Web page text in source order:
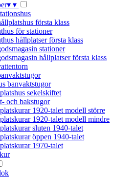
▾ ▾
första klass
för stationer
hållplatser första klass
stationer
hållplatser första klass
banvaktstugor
sekelskiftet
och bakstugor
1920-talet modell större
1920-talet modell mindre
sluten 1940-talet
öppen 1940-talet
1970-talet